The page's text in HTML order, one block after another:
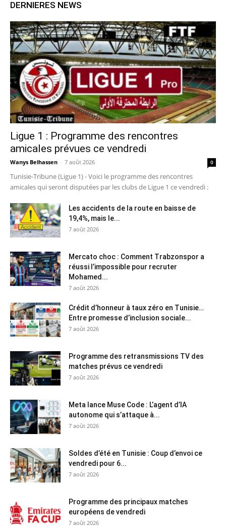
DERNIERES NEWS
Ligue 1 : Programme des rencontres
amicales prévues ce vendredi
Wanys Belhassen - 7 août 2026 0
Tunisie-Tribune (Ligue 1) - Voici le programme des rencontres
amicales qui seront disputées par les clubs de Ligue 1 ce vendredi :
Les accidents de la route en baisse de
19,4%, mais le...
7 août 2026
Mercato choc : Comment Trabzonspor a
réussi l’impossible pour recruter
Mohamed...
7 août 2026
Crédit d’honneur à taux zéro en Tunisie…
Entre promesse d’inclusion sociale...
7 août 2026
Programme des retransmissions TV des
matches prévus ce vendredi
7 août 2026
Meta lance Muse Code : L’agent d’IA
autonome qui s’attaque à...
7 août 2026
Soldes d’été en Tunisie : Coup d’envoi ce
vendredi pour 6...
7 août 2026
Programme des principaux matches
européens de vendredi
7 août 2026